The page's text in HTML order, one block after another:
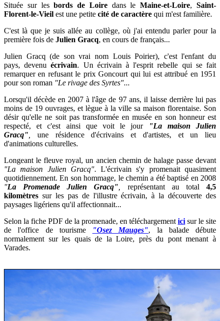
Située sur lesbords de Loiredans leMaine-et-Loire,Saint-
Florent-le-Vieil est une petite cité de caractère qui m'est familière.
C'est là que je suis allée au collège, où j'ai entendu parler pour la
première fois de Julien Gracq, en cours de français...
Julien Gracq(de son vrai nom Louis Poirier), c'est l'enfant du
pays,devenuécrivain. Un écrivain à l'esprit rebelle qui se fait
remarquer en refusant le prix Goncourt qui lui est attribué en 1951
pour son roman "Le rivage des Syrtes"...
Lorsqu'il décède en 2007 à l'âge de 97 ans, il laisse derrière lui pas
moins de 19 ouvrages, et lègue à la ville sa maison florentaise. Son
désir qu'elle ne soit pas transformée en musée en son honneur est
respecté, et c'est ainsi que voit le jour
"La maison Julien
Gracq"
une résidence d'écrivains et d'artistes, et un lieu
d'animations culturelles.
Longeant le fleuve royal, un ancien chemin de halage passe devant
"La maison Julien Gracq".L'écrivain s'y promenait quasiment
quotidiennement. En son hommage, le chemin a été baptisé en 2008
"La Promenade Julien Gracq" représentant au total4,5
kilomètres sur les pas de l'illustre écrivain, à la découverte des
paysages ligériens qu'il affectionnait...
Selon la fiche PDF de la promenade, en téléchargement ici sur le site
de l'office de tourisme
"Osez Mauges", la balade débute
normalement sur les quais de la Loire, près du pont menant à
Varades.